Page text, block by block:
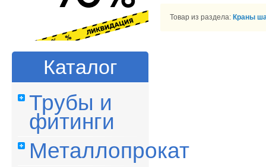
Каталог
Трубы и
фитинги
Металлопрокат
Товар из раздела: Краны